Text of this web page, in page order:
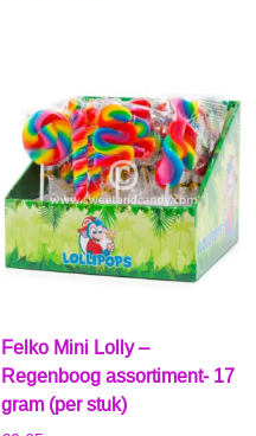
Felko Mini Lolly –
Regenboog assortiment- 17
gram (per stuk)